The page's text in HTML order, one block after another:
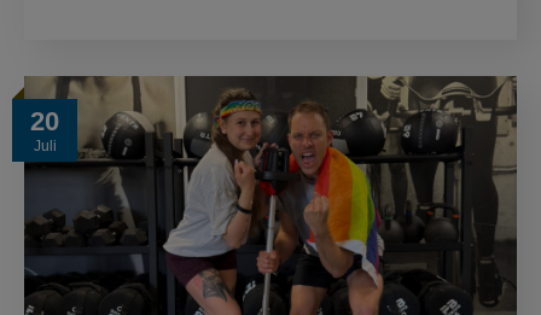
20
Juli